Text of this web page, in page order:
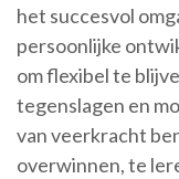
het succesvol
persoonlijke
om flexibel te
tegenslagen en
van veerkracht
overwinnen, te